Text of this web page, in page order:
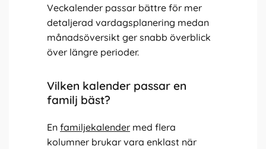
Veckalender passar bättre för mer
detaljerad vardagsplanering medan
månadsöversikt ger snabb överblick
över längre perioder.
Vilken kalender passar en
familj bäst?
En familjekalender med flera
kolumner brukar vara enklast när